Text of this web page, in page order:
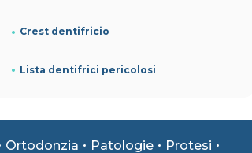
Crest dentifricio
Lista dentifrici pericolosi
Ortodonzia Patologie
Protesi